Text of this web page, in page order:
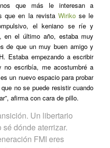
que más le interesan a
que en la revistaWiriko se le
el keniano se ríe y
en el último año, estaba muy
de que un muy buen amigo y
Estaba empezando a escribir
escribía, me acostumbré a
un nuevo espacio para probar
no se puede resistir cuando
afirma con cara de pillo.
Un libertario
dónde aterrizar.
FMI eres